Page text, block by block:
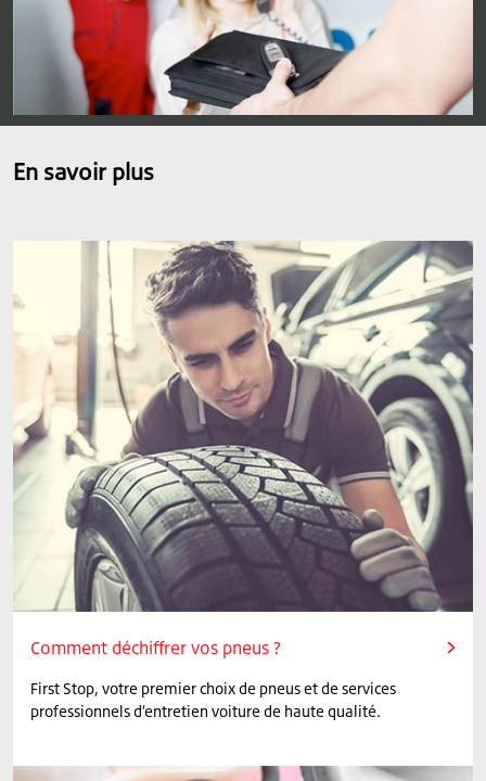
En savoir plus
Comment déchiffrer vos pneus ?
First Stop, votre premier choix de pneus et de services
professionnels d’entretien voiture de haute qualité.